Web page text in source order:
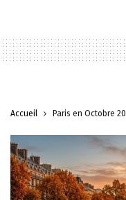
Accueil Paris en Octobre